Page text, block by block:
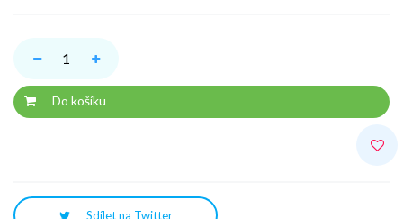
Do košíku
Sdílet na Twitter